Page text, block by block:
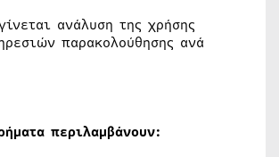
ανάλυση της χρήσης
παρακολούθησης ανά
περιλαμβάνουν: